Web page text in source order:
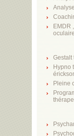
EMDR
Gestalt
Hypno
Pleine